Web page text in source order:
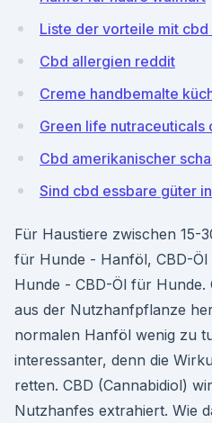
Liste der vorteile mit cbd
Cbd allergien reddit
Creme handbemalte
Green life nutraceuticals
Cbd amerikanischer
Sind cbd essbare güter
Für Haustiere zwischen 15-
für Hunde - Hanföl, CBD-
Hunde - CBD-Öl für Hunde.
aus der Nutzhanfpflanze
normalen Hanföl wenig zu
interessanter, denn die
retten. CBD (Cannabidiol)
Nutzhanfes extrahiert. Wie